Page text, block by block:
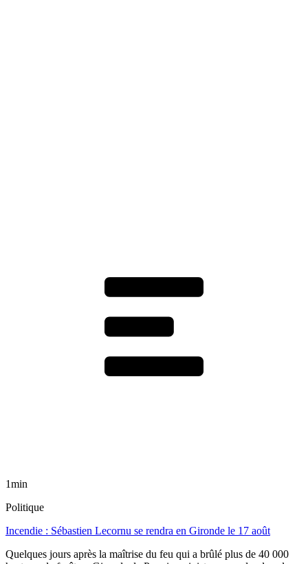
1min
Politique
Incendie : Sébastien Lecornu se rendra en Gironde le 17 août
Quelques jours après la maîtrise du feu qui a brûlé plus de 40 000